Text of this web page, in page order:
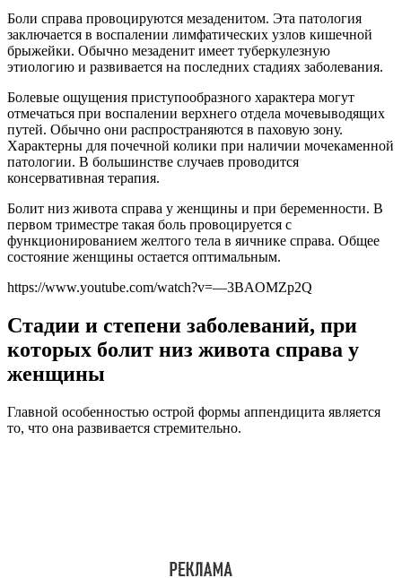
Боли справа провоцируются мезаденитом. Эта патология
заключается в воспалении лимфатических узлов кишечной
брыжейки. Обычно мезаденит имеет туберкулезную
этиологию и развивается на последних стадиях заболевания.
Болевые ощущения приступообразного характера могут
отмечаться при воспалении верхнего отдела мочевыводящих
путей. Обычно они распространяются в паховую зону.
Характерны для почечной колики при наличии мочекаменной
патологии. В большинстве случаев проводится
консервативная терапия.
Болит низ живота справа у женщины и при беременности. В
первом триместре такая боль провоцируется с
функционированием желтого тела в яичнике справа. Общее
состояние женщины остается оптимальным.
https://www.youtube.com/watch?v=—3BAOMZp2Q
Стадии и степени заболеваний, при
которых болит низ живота справа у
женщины
Главной особенностью острой формы аппендицита является
то, что она развивается стремительно.